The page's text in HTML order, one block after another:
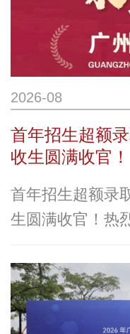
方案与出色的现
2026-08
首年招生超额
收生圆满收官！
首年招生超额录
生圆满收官！热
额录满！作为学
大湾区教育融合
首次开启香港中